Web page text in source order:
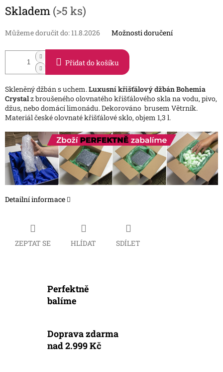
cena:
Skladem (>5 ks)
Můžeme doručit do: 11.8.2026 Možnosti doručení
Přidat do košíku
Skleněný džbán s uchem.Luxusní křišťálový džbán Bohemia
Crystalz broušeného olovnatého křišťálového skla na vodu, pivo,
džus, nebo domácí limonádu. Dekorováno brusem Větrník.
Materiál české olovnaté křišťálové sklo, objem 1,3 l.
Detailní informace
ZEPTAT SE HLÍDAT SDÍLET
Perfektně
balíme
Doprava zdarma
nad 2.999 Kč